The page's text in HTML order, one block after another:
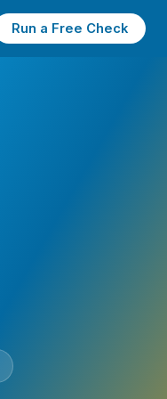
Run a Free Check